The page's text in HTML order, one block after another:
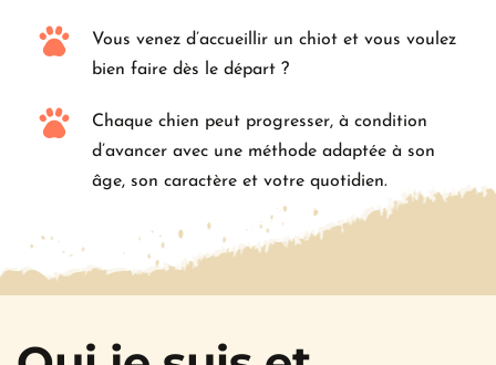
Vous venez d’accueillir un chiot et vous voulez
bien faire dès le départ ?
Chaque chien peut progresser, à condition
d’avancer avec une méthode adaptée à son
âge, son caractère et votre quotidien.